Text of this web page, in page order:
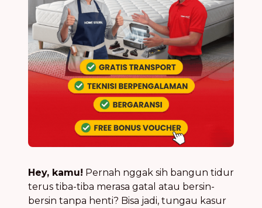
Hey, kamu! Pernah nggak sih bangun tidur
terus tiba-tiba merasa gatal atau bersin-
bersin tanpa henti? Bisa jadi, tungau kasur